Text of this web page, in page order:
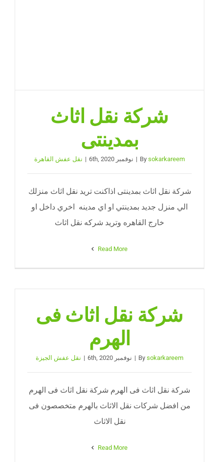
شركة نقل اثاث
بمدينتى
By sokarkareem
| نوفمبر 6th, 2020 | نقل عفش القاهرة
شركة نقل اثاث بمدينتى اذاكنت تريد نقل اثاث منزلك
الي منزل جديد بمدينتي او اي مدينه اخري داخل او
خارج القاهره وتريد شركه نقل اثاث
Read More
شركة نقل اثاث فى
الهرم
By sokarkareem
| نوفمبر 6th, 2020 | نقل عفش الجيزة
شركة نقل اثاث فى الهرم شركة نقل اثاث فى الهرم
من افضل شركات نقل الاثاث بالهرم متخصصون فى
نقل الاثاث
Read More